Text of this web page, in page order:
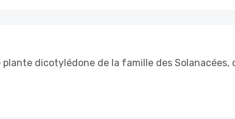
plante dicotylédone de la famille des